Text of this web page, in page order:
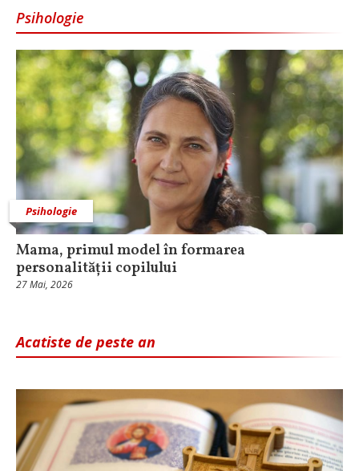
Psihologie
Psihologie
Mama, primul model în formarea
personalității copilului
27 Mai, 2026
Acatiste de peste an